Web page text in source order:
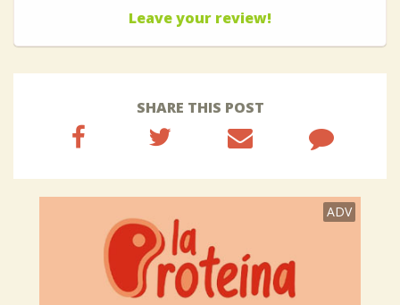
Leave your review!
SHARE THIS POST
ADV